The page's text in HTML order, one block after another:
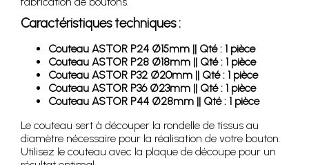
Caractéristiques techniques :
Couteau ASTOR P24 Ø15mm || Qté : 1 pièce
Couteau ASTOR P28 Ø18mm || Qté : 1 pièce
Couteau ASTOR P32 Ø20mm || Qté : 1 pièce
Couteau ASTOR P36 Ø23mm || Qté : 1 pièce
Couteau ASTOR P44 Ø28mm || Qté : 1 pièce
Le couteau sert à découper la rondelle de tissus au
diamètre nécessaire pour la réalisation de votre bouton.
Utilisez le couteau avec la plaque de découpe pour un